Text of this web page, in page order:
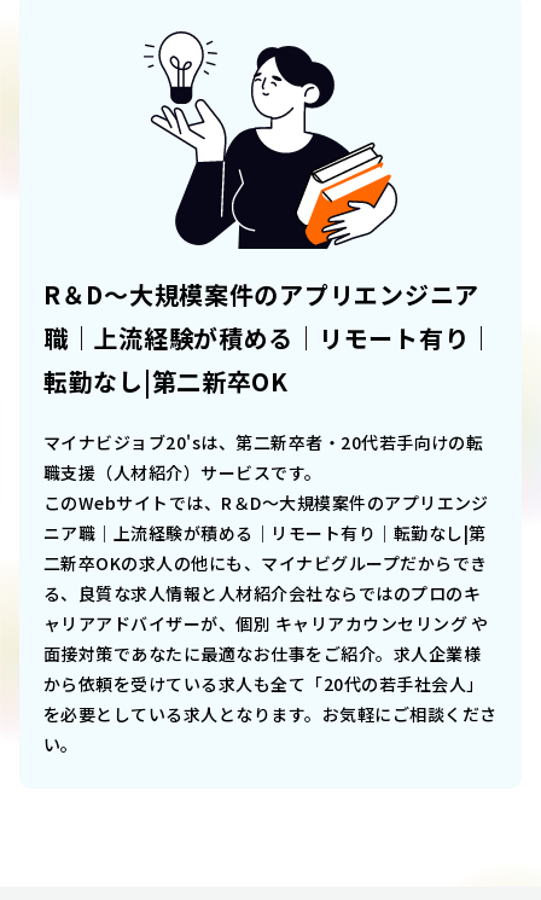
R＆D～大規模案件のアプリエンジニア
職｜上流経験が積める｜リモート有り｜
転勤なし|第二新卒OK
マイナビジョブ20'sは、第二新卒者・20代若手向けの転
職支援（人材紹介）サービスです。
このWebサイトでは、 R＆D～大規模案件のアプリエンジ
ニア職｜上流経験が積める｜リモート有り｜転勤なし|第
二新卒OKの求人の他にも、マイナビグループだからでき
る、良質な求人情報と人材紹介会社ならではのプロのキ
ャリアアドバイザーが、個別 キャリアカウンセリング や
面接対策であなたに最適なお仕事をご紹介。求人企業様
から依頼を受けている求人も全て「20代の若手社会人」
を必要としている求人となります。お気軽にご相談くださ
い。